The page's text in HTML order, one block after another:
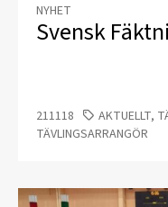
NYHET
Svensk
211118
AKTUELLT,
TÄVLINGSARRANGÖR